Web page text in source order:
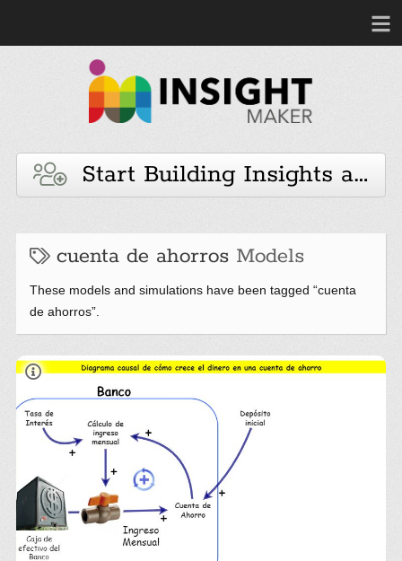
Start Building Insights and
cuenta de ahorros Models
These models and simulations have been tagged “cuenta
de ahorros”.
Seminario MYSCO